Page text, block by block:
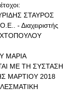
ΣΤΑΥΡΟΣ
- Διαχειριστής
ΜΑΡΙΑ
ΜΕ ΤΗ ΣΥΣΤΑΣΗ
ΜΑΡΤΙΟΥ 2018